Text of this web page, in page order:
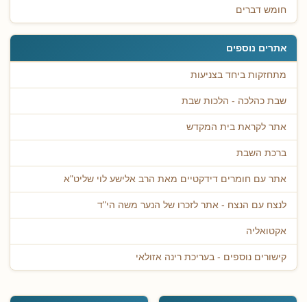
חומש דברים
אתרים נוספים
מתחזקות ביחד בצניעות
שבת כהלכה - הלכות שבת
אתר לקראת בית המקדש
ברכת השבת
אתר עם חומרים דידקטיים מאת הרב אלישע לוי שליט"א
לנצח עם הנצח - אתר לזכרו של הנער משה הי"ד
אקטואליה
קישורים נוספים - בעריכת רינה אזולאי